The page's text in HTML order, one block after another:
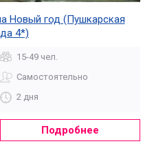
Новый год (Пушкарская
4*)
15-49 чел.
Самостоятельно
2 дня
Подробнее